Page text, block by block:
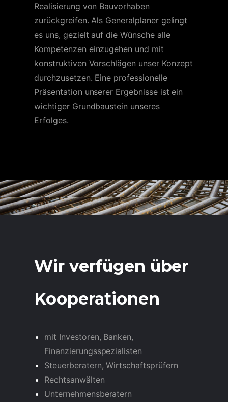
Realisierung von Bauvorhaben
zurückgreifen. Als Generalplaner gelingt
es uns, gezielt auf die Wünsche alle
Kompetenzen einzugehen und mit
konstruktiven Vorschlägen unser Konzept
durchzusetzen. Eine professionelle
Präsentation unserer Ergebnisse ist ein
wichtiger Grundbaustein unseres
Erfolges.
Wir verfügen über
Kooperationen
mit Investoren, Banken,
Finanzierungsspezialisten
Steuerberatern, Wirtschaftsprüfern
Rechtsanwälten
Unternehmensberatern